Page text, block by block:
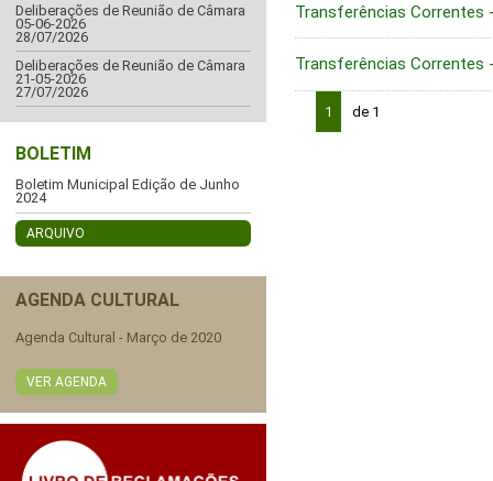
Deliberações de Reunião de Câmara
05-06-2026
28/07/2026
Deliberações de Reunião de Câmara
21-05-2026
27/07/2026
BOLETIM
Boletim Municipal Edição de Junho
2024
ARQUIVO
AGENDA CULTURAL
Agenda Cultural - Março de 2020
VER AGENDA
Transferências Correntes
Transferências Correntes
1 de 1